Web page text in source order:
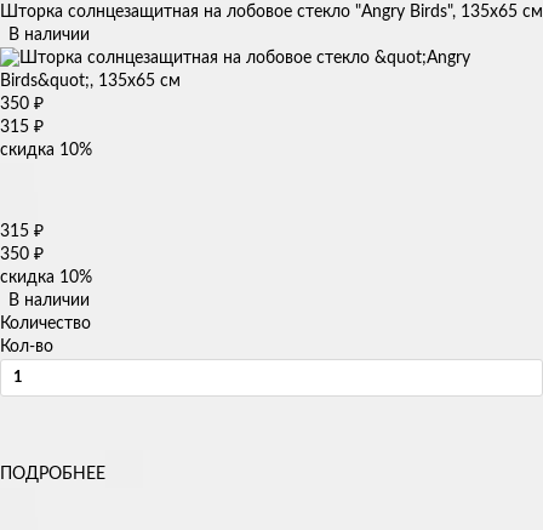
Шторка солнцезащитная на лобовое стекло "Angry Birds", 135х65 см
В наличии
350 ₽
315 ₽
скидка 10%
315 ₽
350 ₽
скидка 10%
В наличии
Количество
Кол-во
ПОДРОБНЕЕ